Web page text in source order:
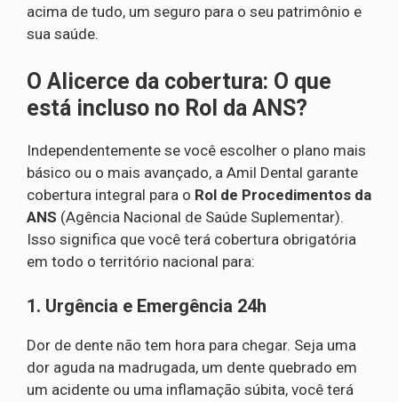
acima de tudo, um seguro para o seu patrimônio e
sua saúde.
O Alicerce da cobertura: O que
está incluso no Rol da ANS?
Independentemente se você escolher o plano mais
básico ou o mais avançado, a Amil Dental garante
cobertura integral para o Rol de Procedimentos da
ANS (Agência Nacional de Saúde Suplementar).
Isso significa que você terá cobertura obrigatória
em todo o território nacional para:
1. Urgência e Emergência 24h
Dor de dente não tem hora para chegar. Seja uma
dor aguda na madrugada, um dente quebrado em
um acidente ou uma inflamação súbita, você terá